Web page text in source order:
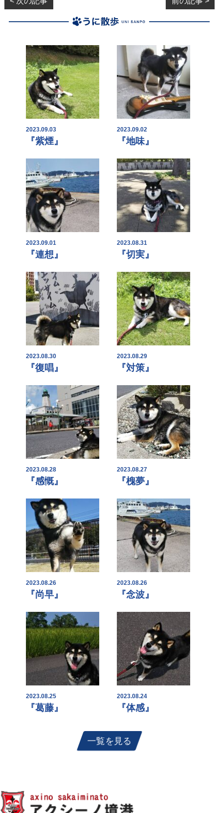
2023.09.03
『紫煙』
2023.09.02
『地味』
2023.09.01
『連想』
2023.08.31
『切実』
2023.08.30
『復唱』
2023.08.29
『対策』
2023.08.28
『感慨』
2023.08.27
『槐夢』
2023.08.26
『尚早』
2023.08.26
『念波』
2023.08.25
『葛藤』
2023.08.24
『体感』
一覧を見る